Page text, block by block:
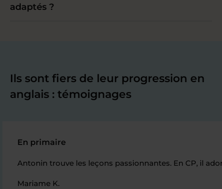
adaptés ?
Ils sont fiers de leur progression en
anglais : témoignages
En primaire
Antonin trouve les leçons passionnantes. En CP, il
Mariame K.